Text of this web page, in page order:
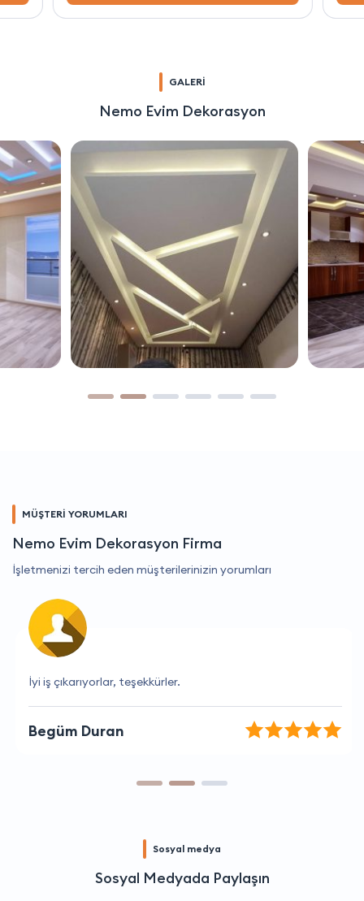
GALERİ
Nemo Evim Dekorasyon
MÜŞTERİ YORUMLARI
Nemo Evim Dekorasyon Firma
İşletmenizi tercih eden müşterilerinizin yorumları
İyi iş çıkarıyorlar, teşekkürler.
Begüm Duran
Sosyal medya
Sosyal Medyada Paylaşın